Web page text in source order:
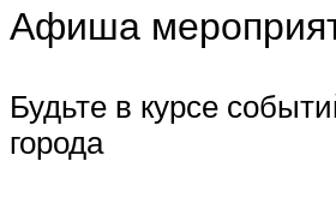
Афиша
Будьте в курсе
города